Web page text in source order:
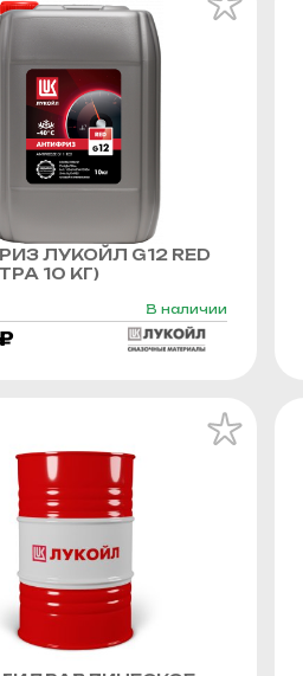
ЛУКОЙЛ G12 RED
10 КГ)
В наличии